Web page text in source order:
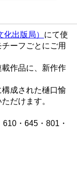
化出版局） にて使
ーフごとにご用
作品に、新作作
構成された樋口愉
だけます。
・645・801・